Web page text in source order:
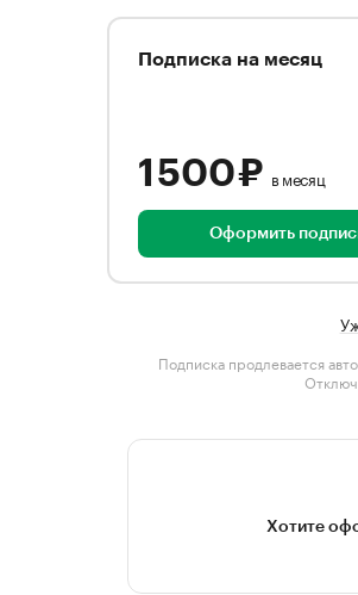
Подписка на месяц
1 500 ₽ в месяц
Оформить
Подписка продлевается
Хотите